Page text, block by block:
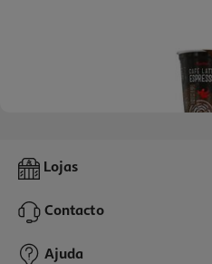
Café Latte Espresso Auchan 100%
0,95 €
Lojas
Contacto
Ajuda